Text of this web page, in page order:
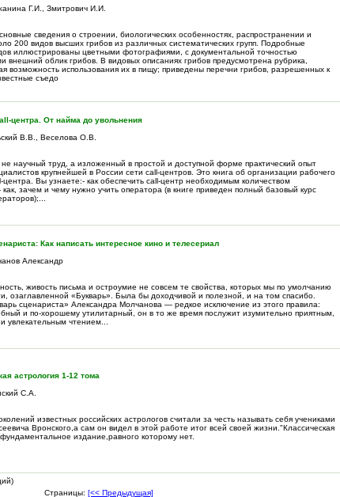
Г.И., Змитрович И.И.
сведения о строении, биологических особенностях, распространении и
200 видов высших грибов из различных систематических групп. Подробные
иллюстрированы цветными фотографиями, с документальной точностью
внешний облик грибов. В видовых описаниях грибов предусмотрена рубрика,
возможность использования их в пищу; приведены перечни грибов, разрешенных к
съедо
центра. От найма до увольнения
В.В., Веселова О.В.
научный труд, а изложенный в простой и доступной форме практический опыт
крупнейшей в России сети call-центров. Это книга об организации рабочего
центра. Вы узнаете:- как обеспечить call-центр необходимым количеством
как, зачем и чему нужно учить оператора (в книге приведен полный базовый курс
Как написать интересное кино и телесериал
Александр
живость письма и остроумие не совсем те свойства, которых мы по умолчанию
озаглавленной «Букварь». Была бы доходчивой и полезной, и на том спасибо.
сценариста» Александра Молчанова — редкое исключение из этого правила:
и по-хорошему утилитарный, он в то же время послужит изумительно приятным,
увлекательным чтением...
астрология 1-12 тома
С.А.
известных российских астрологов считали за честь называть себя учениками
Вронского,а сам он видел в этой работе итог всей своей жизни."Классическая
издание,равного которому нет.
Страницы: [<< Предыдущая]